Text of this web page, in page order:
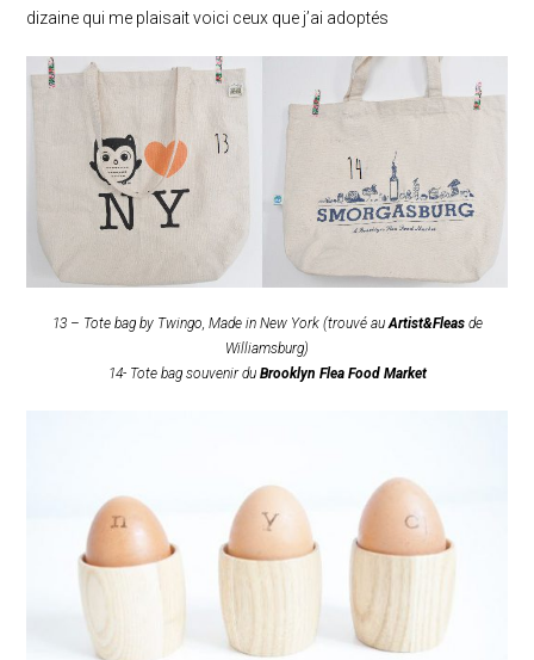
dizaine qui me plaisait voici ceux que j’ai adoptés
13 – Tote bag by Twingo, Made in New York (trouvé auArtist&Fleasde
Williamsburg)
14- Tote bag souvenir du Brooklyn Flea Food Market